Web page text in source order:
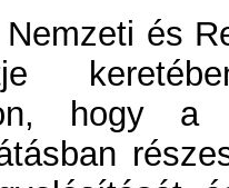
és
hogy